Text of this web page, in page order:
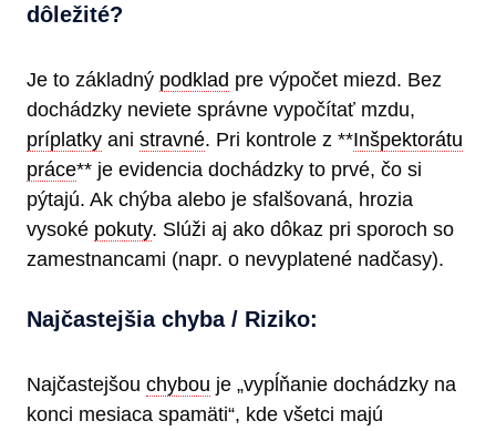
dôležité?
Je to základný podklad pre výpočet miezd. Bez
dochádzky neviete správne vypočítať mzdu,
príplatky ani stravné. Pri kontrole z **Inšpektorátu
práce** je evidencia dochádzky to prvé, čo si
pýtajú. Ak chýba alebo je sfalšovaná, hrozia
vysoké pokuty. Slúži aj ako dôkaz pri sporoch so
zamestnancami (napr. o nevyplatené nadčasy).
Najčastejšia chyba / Riziko:
Najčastejšou chybou je „vypĺňanie dochádzky na
konci mesiaca spamäti“, kde všetci majú